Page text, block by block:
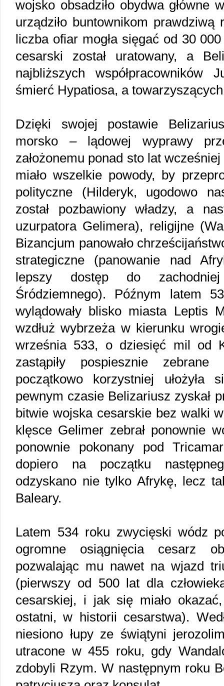
wojsko obsadziło obydwa główne
urządziło buntownikom prawdziwą
liczba ofiar mogła sięgać od 30
cesarski został uratowany, a
najbliższych współpracowników
śmierć Hypatiosa, a
Dzięki swojej postawie
morsko – lądowej wyprawy
założonemu ponad sto lat
miało wszelkie powody, by
polityczne (Hilderyk, ugodowo
został pozbawiony władzy, a
uzurpatora Gelimera), religijne
Bizancjum panowało
strategiczne (panowanie nad
lepszy dostęp do
Śródziemnego). Późnym latem
wylądowały blisko miasta Leptis
wzdłuż wybrzeża w kierunku
września 533, o dziesięć mil od
zastąpiły pospiesznie
początkowo korzystniej
pewnym czasie Belizariusz zyskał
bitwie wojska cesarskie bez walki
klęsce Gelimer zebrał ponownie
ponownie pokonany pod
dopiero na początku
odzyskano nie tylko Afrykę, lecz
Baleary.
Latem 534 roku zwycięski wódz
ogromne osiągnięcia cesarz
pozwalając mu nawet na wjazd
(pierwszy od 500 lat dla
cesarskiej, i jak się miało
ostatni, w historii cesarstwa).
niesiono łupy ze świątyni
utracone w 455 roku, gdy
zdobyli Rzym. W następnym roku